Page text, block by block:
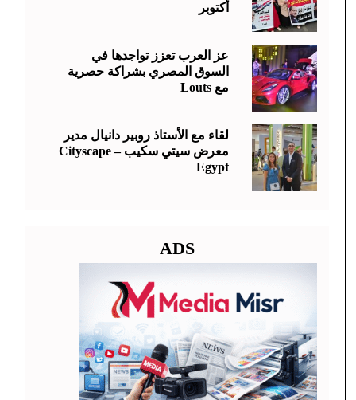
أكتوبر
عز العرب تعزز تواجدها في
السوق المصري بشراكة حصرية
مع Louts
لقاء مع الأستاذ روبير دانيال مدير
معرض سيتي سكيب – Cityscape
Egypt
ADS